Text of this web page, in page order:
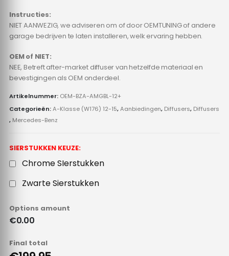
Instructies:
NIET AANWEZIG, we adviseren om of door OEMTUNING of andere
garage bedrijven te laten installeren, welk ervaring hebben.
OEM of NIET:
NEE, Betreft after-market diffuser van hetzelfde materiaal en
bevestigingen als OEM onderdeel.
Artikelnummer: OEM-BZA-AMGBL-12+
Categorieën:A-Klasse (W176) 12-15,Aanbiedingen, Diffusers, Diffusers
, Mercedes-Benz
SIERSTUKKEN KEUZE:
Chrome SIerstukken
Zwarte Sierstukken
Options amount
€0.00
Final total